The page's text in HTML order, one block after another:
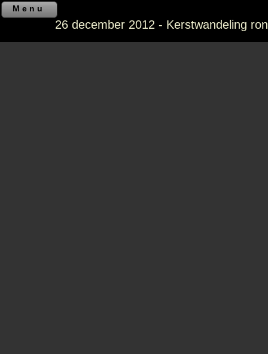
Menu
26 december 2012 - Kerstwandeling